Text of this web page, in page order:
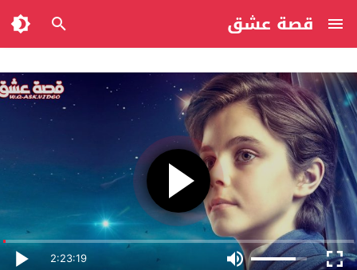
قصة عشق
2:23:19